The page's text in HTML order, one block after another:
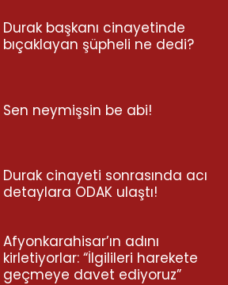
Durak başkanı cinayetinde
bıçaklayan şüpheli ne dedi?
Sen neymişsin be abi!
Durak cinayeti sonrasında acı
detaylara ODAK ulaştı!
Afyonkarahisar’ın adını
kirletiyorlar: “İlgilileri harekete
geçmeye davet ediyoruz”